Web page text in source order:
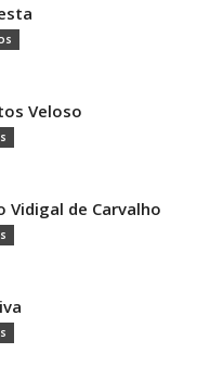
Veloso
Vidigal de Carvalho